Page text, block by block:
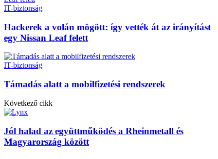
IT-biztonság
Hackerek a volán mögött: így vették át az irányítást
egy Nissan Leaf felett
IT-biztonság
Támadás alatt a mobilfizetési rendszerek
Következő cikk
Jól halad az együttműködés a Rheinmetall és
Magyarország között